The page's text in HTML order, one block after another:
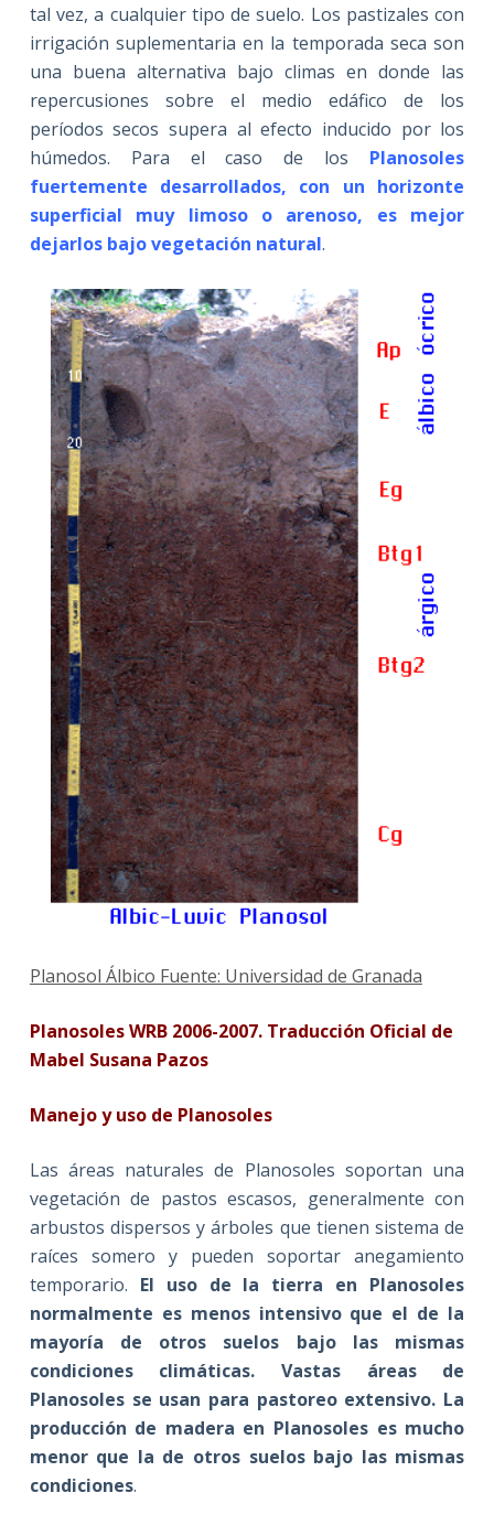
tal vez, a cualquier tipo de suelo. Los pastizales con
irrigación suplementaria en la temporada seca son
una buena alternativa bajo climas en donde las
repercusiones sobre el medio edáfico de los
períodos secos supera al efecto inducido por los
húmedos. Para el caso de los Planosoles
fuertemente desarrollados, con un horizonte
superficial muy limoso o arenoso, es mejor
dejarlos bajo vegetación natural.
Planosol Álbico Fuente: Universidad de Granada
Planosoles WRB 2006-2007. Traducción Oficial de
Mabel Susana Pazos
Manejo y uso de Planosoles
Las áreas naturales de Planosoles soportan una
vegetación de pastos escasos, generalmente con
arbustos dispersos y árboles que tienen sistema de
raíces somero y pueden soportar anegamiento
temporario. El uso de la tierra en Planosoles
normalmente es menos intensivo que el de la
mayoría de otros suelos bajo las mismas
condiciones climáticas. Vastas áreas de
Planosoles se usan para pastoreo extensivo. La
producción de madera en Planosoles es mucho
menor que la de otros suelos bajo las mismas
condiciones.